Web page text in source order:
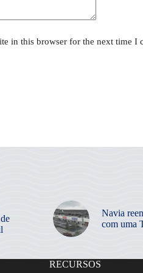
in this browser for the next time I
Navia
com uma
RECURSOS